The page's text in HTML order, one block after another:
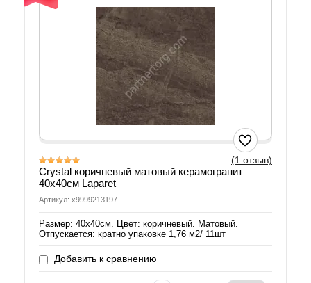
(1 отзыв)
Crystal коричневый матовый керамогранит
40х40см Laparet
Артикул: х9999213197
Размер: 40х40см. Цвет: коричневый. Матовый.
Отпускается: кратно упаковке 1,76 м2/ 11шт
Добавить к сравнению